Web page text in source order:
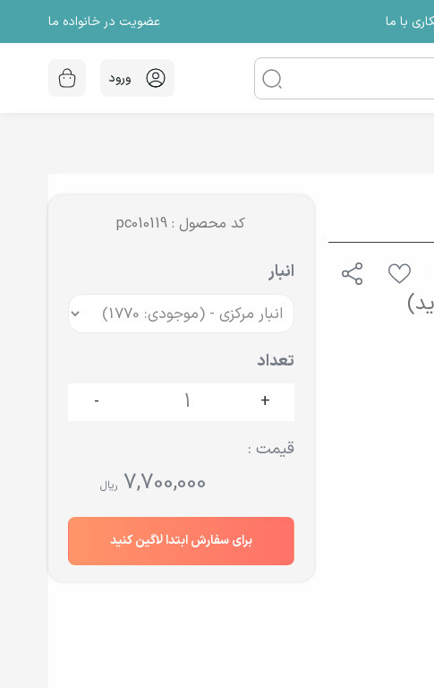
با ما عضویت در خانواده ما
ورود
کد محصول : pc010119
انبار
تعداد
+
-
قیمت :
7,700,000 ریال
برای سفارش ابتدا لاگین کنید